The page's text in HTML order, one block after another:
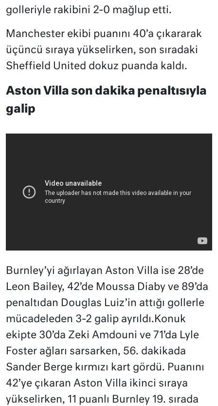
golleriyle rakibini 2-0 mağlup etti.
Manchester ekibi puanını 40’a çıkararak
üçüncü sıraya yükselirken, son sıradaki
Sheffield United dokuz puanda kaldı.
Aston Villa son dakika penaltısıyla
galip
Burnley’yi ağırlayan Aston Villa ise 28’de
Leon Bailey, 42’de Moussa Diaby ve 89’da
penaltıdan Douglas Luiz’in attığı gollerle
mücadeleden 3-2 galip ayrıldı.Konuk
ekipte 30’da Zeki Amdouni ve 71’da Lyle
Foster ağları sarsarken, 56. dakikada
Sander Berge kırmızı kart gördü. Puanını
42’ye çıkaran Aston Villa ikinci sıraya
yükselirken, 11 puanlı Burnley 19. sırada